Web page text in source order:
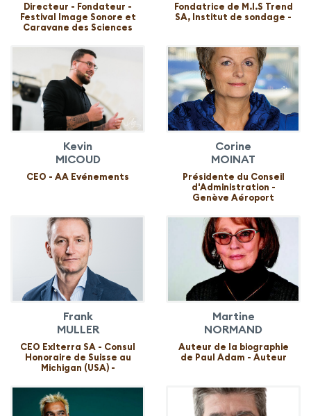
Directeur - Fondateur -
Festival Image Sonore et
Caravane des Sciences
Fondatrice de M.I.S Trend
SA, Institut de sondage -
Kevin
MICOUD
CEO - AA Evénements
Corine
MOINAT
Présidente du Conseil
d'Administration -
Genève Aéroport
Frank
MULLER
CEO Exlterra SA - Consul
Honoraire de Suisse au
Michigan (USA) -
Martine
NORMAND
Auteur de la biographie
de Paul Adam - Auteur